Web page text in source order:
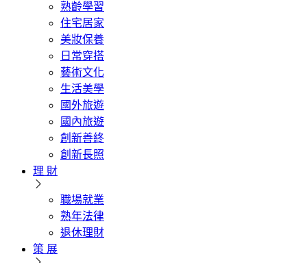
熟齡學習
住宅居家
美妝保養
日常穿搭
藝術文化
生活美學
國外旅遊
國內旅遊
創新善終
創新長照
理 財
職場就業
熟年法律
退休理財
策 展